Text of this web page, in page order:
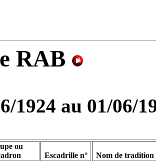
RAB
1924 au 01/06/
ou
Escadrille n° Nom de tradition